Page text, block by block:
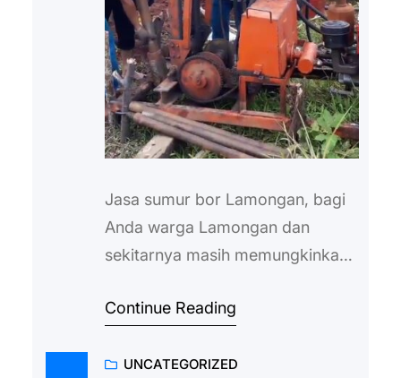
Jasa sumur bor Lamongan, bagi
Anda warga Lamongan dan
sekitarnya masih memungkinkan
atau penggalian sumur. Hal ini
mendapatkan sumber mata air
Continue Reading
UNCATEGORIZED